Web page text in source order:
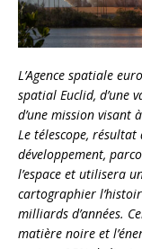
L’Agence spatiale
spatial Euclid, d’une
d’une mission visant
Le télescope, résultat
développement,
l’espace et utilisera
cartographier
milliards d’années.
matière noire et